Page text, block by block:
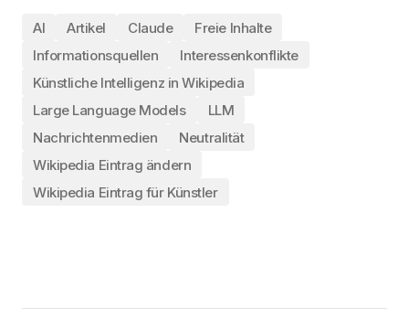
AI Artikel Claude
Freie Inhalte
Informationsquellen
Interessenkonflikte
Künstliche Intelligenz in Wikipedia
Large Language Models
LLM
Nachrichtenmedien
Neutralität
Wikipedia Eintrag ändern
Wikipedia Eintrag für Künstler